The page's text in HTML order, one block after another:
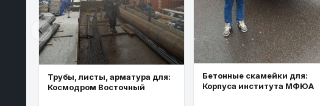
Трубы, листы, арматура для:
Космодром Восточный
Бетонные скамейки для:
Корпуса института МФЮА